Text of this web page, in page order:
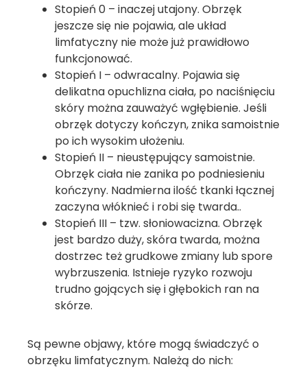
Stopień 0 – inaczej utajony. Obrzęk
jeszcze się nie pojawia, ale układ
limfatyczny nie może już prawidłowo
funkcjonować.
Stopień I – odwracalny. Pojawia się
delikatna opuchlizna ciała, po naciśnięciu
skóry można zauważyć wgłębienie. Jeśli
obrzęk dotyczy kończyn, znika samoistnie
po ich wysokim ułożeniu.
Stopień II – nieustępujący samoistnie.
Obrzęk ciała nie zanika po podniesieniu
kończyny. Nadmierna ilość tkanki łącznej
zaczyna włóknieć i robi się twarda..
Stopień III – tzw. słoniowacizna. Obrzęk
jest bardzo duży, skóra twarda, można
dostrzec też grudkowe zmiany lub spore
wybrzuszenia. Istnieje ryzyko rozwoju
trudno gojących się i głębokich ran na
skórze.
Są pewne objawy, które mogą świadczyć o
obrzęku limfatycznym. Należą do nich: